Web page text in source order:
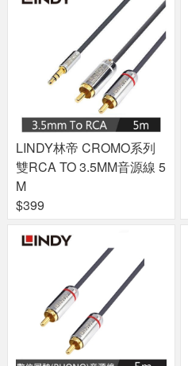
LINDY林帝 CROMO系列
雙RCA TO 3.5MM音源線 5
M
$399